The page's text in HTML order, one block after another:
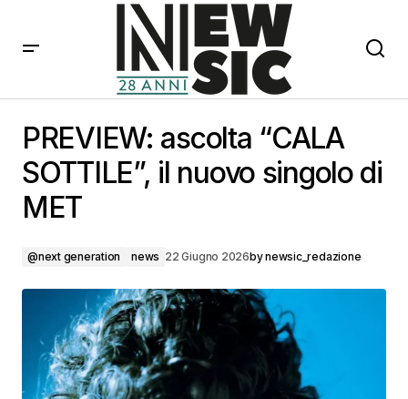
MET
PREVIEW: ascolta “CALA
SOTTILE”, il nuovo singolo di
MET
@next generation news 22 Giugno 2026bynewsic_redazione